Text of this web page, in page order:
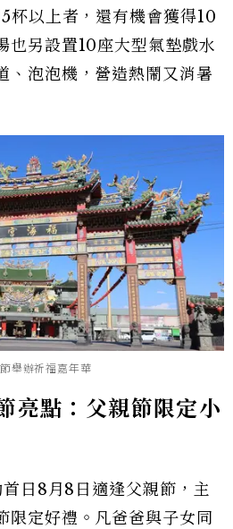
杯以上者，還有機會獲得10
也另設置10座大型氣墊戲水
、泡泡機，營造熱鬧又消暑
舉辦祈福嘉年華
亮點：父親節限定小
日8月8日適逢父親節，主
限定好禮。凡爸爸與子女同